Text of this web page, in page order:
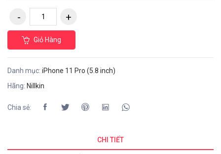
Giỏ Hàng
Danh mục: iPhone 11 Pro (5.8 inch)
Hãng: Nillkin
Chia sẻ:
CHI TIẾT